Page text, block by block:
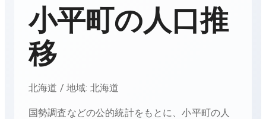
小平町の人口推
移
北海道 / 地域: 北海道
国勢調査などの公的統計をもとに、小平町の人